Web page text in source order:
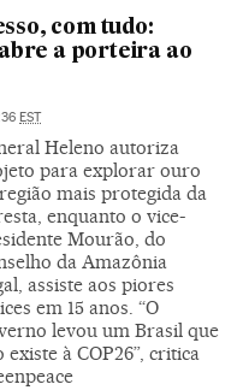
com tudo:
abre a porteira ao
EST
Heleno autoriza
para explorar ouro
mais protegida da
enquanto o vice-
Mourão, do
da Amazônia
assiste aos piores
em 15 anos. “O
levou um Brasil que
existe à COP26”, critica